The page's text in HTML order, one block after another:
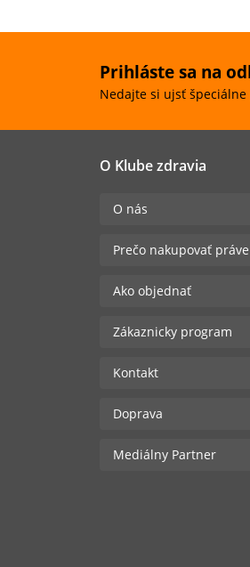
Prihláste sa na
Nedajte si ujsť
O Klube zdravia
O nás
Prečo nakupovať
Ako objednať
Zákaznicky program
Kontakt
Doprava
Mediálny Partner